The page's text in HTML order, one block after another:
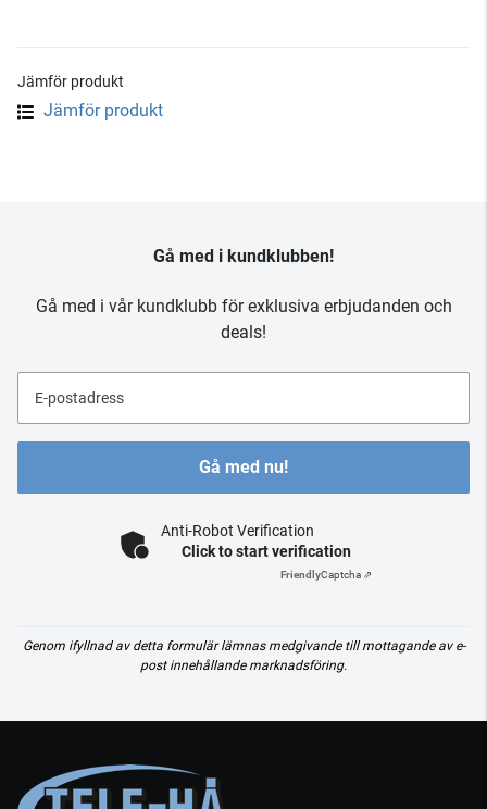
Jämför produkt
Jämför produkt
Gå med i kundklubben!
Gå med i vår kundklubb för exklusiva erbjudanden och
deals!
E-postadress
Gå med nu!
Anti-Robot Verification
Click to start verification
FriendlyCaptcha ⇗
Genom ifyllnad av detta formulär lämnas medgivande till mottagande av e-
post innehållande marknadsföring.